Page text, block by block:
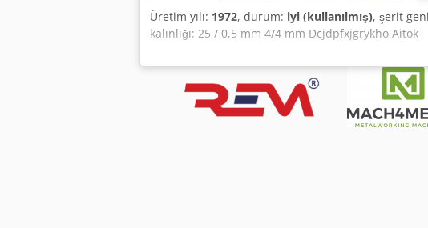
Üretim yılı: 1972, durum: iyi (kullanılmış), şerit
kalınlığı: 25 / 0,5 mm 4/4 mm Dcjdpfxjgrykho Aitok